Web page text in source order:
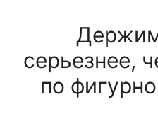
серьезнее,
по